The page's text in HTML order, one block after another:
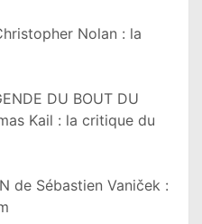
Nolan : la
DU BOUT DU
Kail : la critique du
de Sébastien Vaniček :